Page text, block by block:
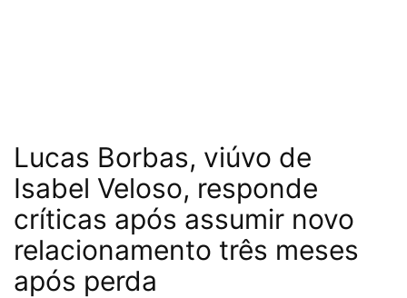
Lucas Borbas, viúvo de
Isabel Veloso, responde
críticas após assumir novo
relacionamento três meses
após perda